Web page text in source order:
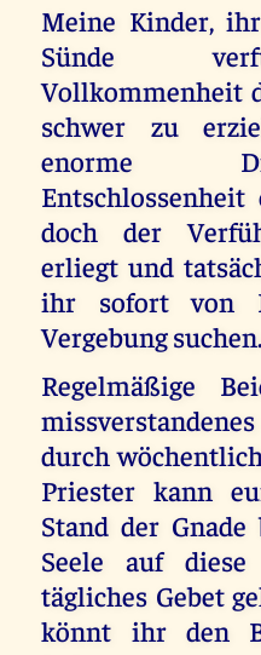
Meine Kinder,
Sünde
Vollkommenheit
schwer zu
enorme
doch der
erliegt und
ihr sofort von
Vergebung suchen.
Regelmäßige
durch
Priester kann
Stand der
Seele auf
tägliches Gebet
könnt ihr den